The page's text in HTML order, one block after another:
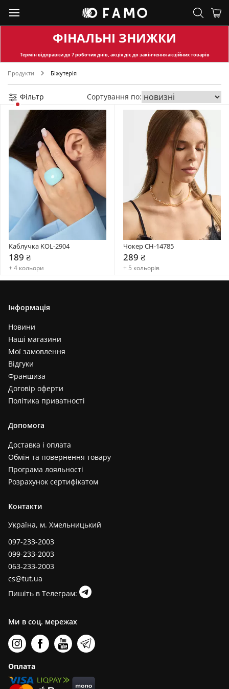
ФІНАЛЬНІ ЗНИЖКИ
Термін відправкидо 7 робочих днів, акція діє до закінчення акційних товарів
Продукти Біжутерія
Фільтр Сортування по:
Каблучка KOL-2904
189 ₴
+ 4 кольори
Чокер CH-14785
289 ₴
+ 5 кольорів
Інформація
Новини
Наші магазини
Мої замовлення
Відгуки
Франшиза
Договір оферти
Політика приватності
Допомога
Доставка і оплата
Обмін та повернення товару
Програма лояльності
Розрахунок сертифікатом
Контакти
Україна, м. Хмельницький
097-233-2003
099-233-2003
063-233-2003
cs@tut.ua
Пишіть в Телеграм:
Ми в соц. мережах
Оплата